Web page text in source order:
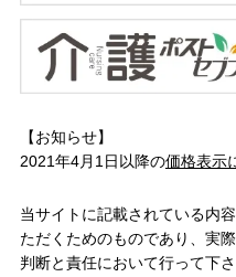
【お知らせ】
2021年4月1日以降の価格表示
当サイトに記載されている内
ただくためのものであり、実
判断と責任において行って下